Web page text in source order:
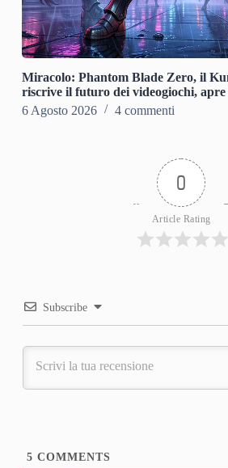
Miracolo: Phantom Blade Zero, il
riscrive il futuro dei videogiochi,
6 Agosto 2026
4 commenti
0
Article Rating
Subscribe
5 COMMENTS